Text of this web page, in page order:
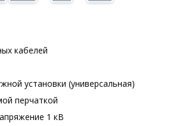
кабелей
установки (универсальная)
перчаткой
1 кВ